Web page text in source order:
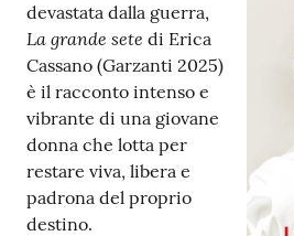
Casa
Piani
Archivio
storico
devastata dalla guerra,
La grande sete di Erica
Cassano (Garzanti 2025)
è il racconto intenso e
vibrante di una giovane
donna che lotta per
restare viva, libera e
padrona del proprio
destino.